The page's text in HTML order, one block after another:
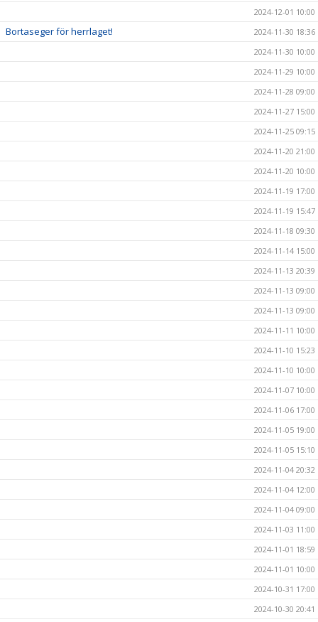
2024-12-01 10:00
Bortaseger för herrlaget!
2024-11-30 18:36
2024-11-30 10:00
2024-11-29 10:00
2024-11-28 09:00
2024-11-27 15:00
2024-11-25 09:15
2024-11-20 21:00
2024-11-20 10:00
2024-11-19 17:00
2024-11-19 15:47
2024-11-18 09:30
2024-11-14 15:00
2024-11-13 20:39
2024-11-13 09:00
2024-11-13 09:00
2024-11-11 10:00
2024-11-10 15:23
2024-11-10 10:00
2024-11-07 10:00
2024-11-06 17:00
2024-11-05 19:00
2024-11-05 15:10
2024-11-04 20:32
2024-11-04 12:00
2024-11-04 09:00
2024-11-03 11:00
2024-11-01 18:59
2024-11-01 10:00
2024-10-31 17:00
2024-10-30 20:41